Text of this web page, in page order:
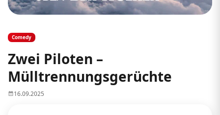
Comedy
Zwei Piloten –
Mülltrennungsgerüchte
16.09.2025